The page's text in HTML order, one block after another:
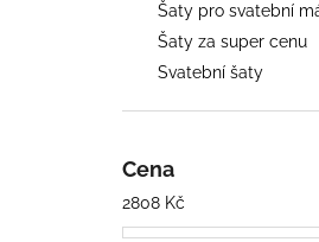
Šaty pro svatební
Šaty za super cenu
Svatební šaty
Cena
2808 Kč
KVĚTINOVÉ
PÁSKEM
676 Kč